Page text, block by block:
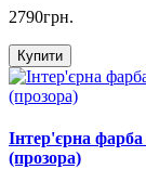
2790грн.
Купити
Інтер'єрна
(прозора)